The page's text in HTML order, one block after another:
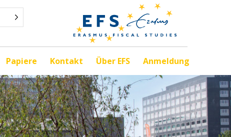
Papiere Kontakt Über EFS Anmeldung